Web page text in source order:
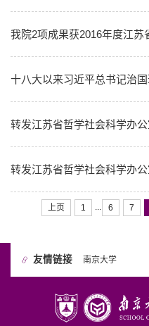
我院2项成果获2016年度江苏
上页 1 ... 6 7
友情链接 南京大学